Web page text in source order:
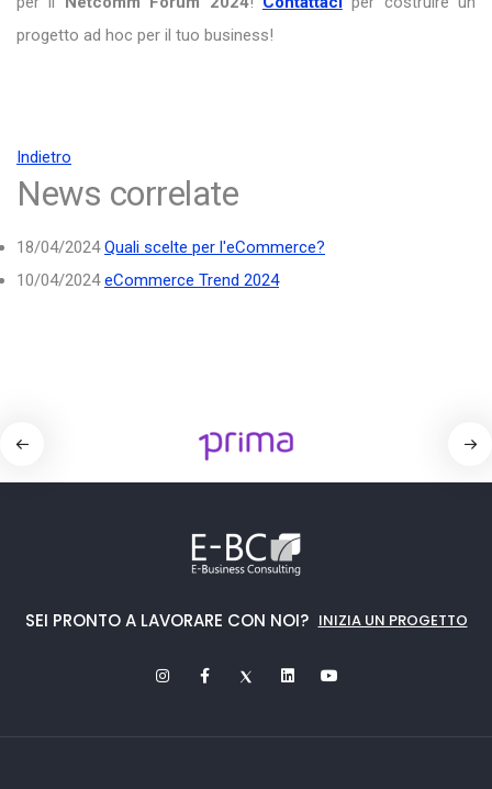
progetto ad hoc per il tuo business!
Indietro
News correlate
18/04/2024 Quali scelte per l'eCommerce?
10/04/2024 eCommerce Trend 2024
SEI PRONTO A LAVORARE CON NOI? INIZIA UN PROGETTO